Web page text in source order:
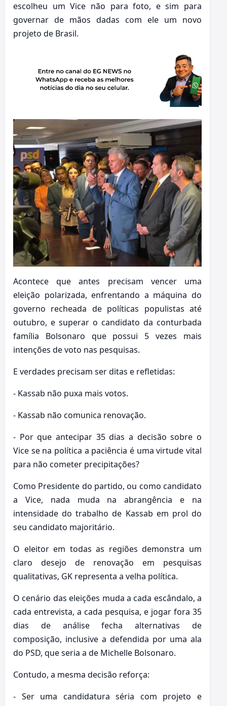
escolheu um Vice não para foto, e sim para
governar de mãos dadas com ele um novo
projeto de Brasil.
Acontece que antes precisam vencer uma
eleição polarizada, enfrentando a máquina do
governo recheada de políticas populistas até
outubro, e superar o candidato da conturbada
família Bolsonaro que possui 5 vezes mais
intenções de voto nas pesquisas.
E verdades precisam ser ditas e refletidas:
- Kassab não puxa mais votos.
- Kassab não comunica renovação.
- Por que antecipar 35 dias a decisão sobre o
Vice se na política a paciência é uma virtude vital
para não cometer precipitações?
Como Presidente do partido, ou como candidato
a Vice, nada muda na abrangência e na
intensidade do trabalho de Kassab em prol do
seu candidato majoritário.
O eleitor em todas as regiões demonstra um
claro desejo de renovação em pesquisas
qualitativas, GK representa a velha política.
O cenário das eleições muda a cada escândalo, a
cada entrevista, a cada pesquisa, e jogar fora 35
dias de análise fecha alternativas de
composição, inclusive a defendida por uma ala
do PSD, que seria a de Michelle Bolsonaro.
Contudo, a mesma decisão reforça:
- Ser uma candidatura séria com projeto e